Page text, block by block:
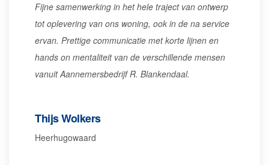
Fijne samenwerking in het hele traject van ontwerp
tot oplevering van ons woning, ook in de na service
ervan. Prettige communicatie met korte lijnen en
hands on mentaliteit van de verschillende mensen
vanuit Aannemersbedrijf R. Blankendaal.
Thijs Wolkers
Heerhugowaard